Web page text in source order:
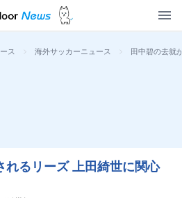
ス > 海外サッカーニュース > 田中碧の去就
れるリーズ 上田綺世に関心